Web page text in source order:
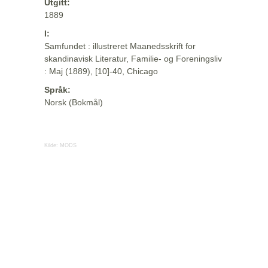
Utgitt:
1889
I:
Samfundet : illustreret Maanedsskrift for
skandinavisk Literatur, Familie- og Foreningsliv
: Maj (1889), [10]-40, Chicago
Språk:
Norsk (Bokmål)
Kilde: MODS